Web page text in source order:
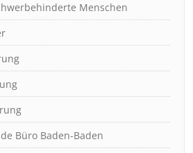
Menschen
Büro Baden-Baden